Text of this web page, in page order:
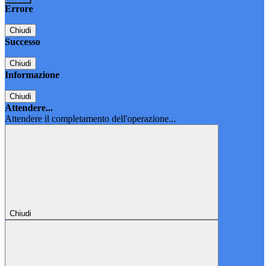
Errore
Chiudi
Successo
Chiudi
Informazione
Chiudi
Attendere...
Attendere il completamento dell'operazione...
Chiudi